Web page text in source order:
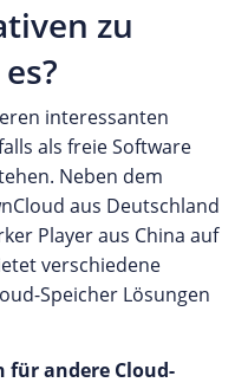
zu
interessanten
als freie Software
Neben dem
aus Deutschland
Player aus China auf
verschiedene
Speicher Lösungen
für andere Cloud-